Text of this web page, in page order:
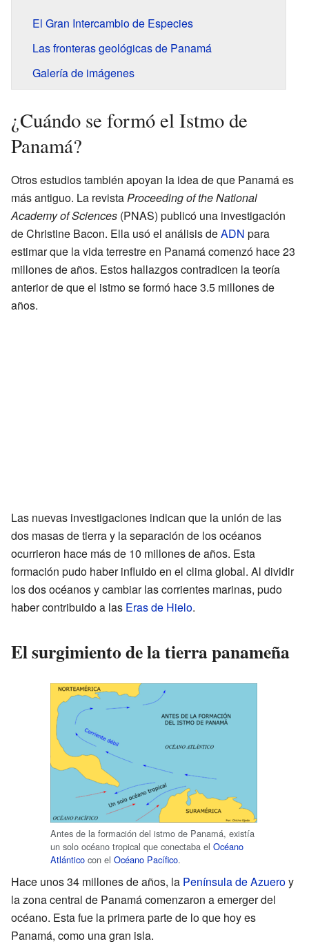
El Gran Intercambio de Especies
Las fronteras geológicas de Panamá
Galería de imágenes
¿Cuándo se formó el Istmo de
Panamá?
Otros estudios también apoyan la idea de que Panamá es
más antiguo. La revistaProceeding of the National
Academy of Sciences (PNAS) publicó una investigación
de Christine Bacon. Ella usó el análisis deADN para
estimar que la vida terrestre en Panamá comenzó hace 23
millones de años. Estos hallazgos contradicen la teoría
anterior de que el istmo se formó hace 3.5 millones de
años.
Las nuevas investigaciones indican que la unión de las
dos masas de tierra y la separación de los océanos
ocurrieron hace más de 10 millones de años. Esta
formación pudo haber influido en el clima global. Al dividir
los dos océanos y cambiar las corrientes marinas, pudo
haber contribuido a las Eras de Hielo.
El surgimiento de la tierra panameña
Antes de la formación del istmo de Panamá, existía
un solo océano tropical que conectaba el Océano
Atlántico con el Océano Pacífico.
Hace unos 34 millones de años, la Península de Azueroy
la zona central de Panamá comenzaron a emerger del
océano. Esta fue la primera parte de lo que hoy es
Panamá, como una gran isla.